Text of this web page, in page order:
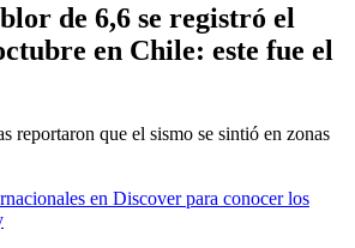
de 6,6 se registró el
en Chile: este fue el
reportaron que el sismo se sintió en zonas
en Discover para conocer los